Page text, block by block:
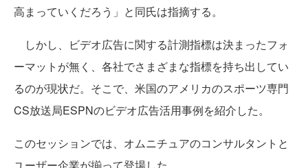
高まっていくだろう」と同氏は指摘する。
しかし、ビデオ広告に関する計測指標は決まったフォ
ーマットが無く、各社でさまざまな指標を持ち出してい
るのが現状だ。そこで、米国のアメリカのスポーツ専門
CS放送局ESPNのビデオ広告活用事例を紹介した。
このセッションでは、オムニチュアのコンサルタントと